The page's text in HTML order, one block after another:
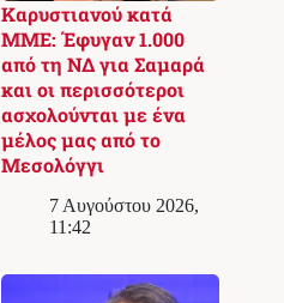
Καρυστιανού κατά
ΜΜΕ: Έφυγαν 1.000
από τη ΝΔ για Σαμαρά
και οι περισσότεροι
ασχολούνται με ένα
μέλος μας από το
Μεσολόγγι
7 Αυγούστου 2026,
11:42